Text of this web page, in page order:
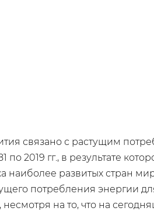
связано с растущим
2019 гг., в результате
наиболее развитых стран
потребления энергии
на то, что на